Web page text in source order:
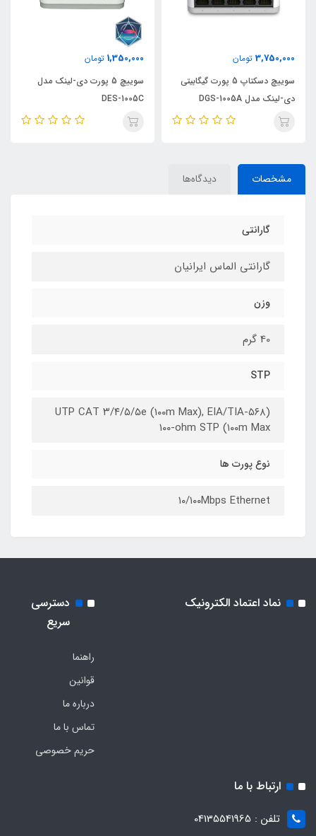
3,750,000 تومان
سوییچ دسکتاپ 5 پورت گیگابیتی
دی-لینک مدل DGS-1005A
1,350,000 تومان
سوییچ 5 پورت دی-لینک مدل
DES-1005C
مشخصات دیدگاه‌ها
گارانتی
گارانتی الماس ایرانیان
وزن
40 گرم
STP
(UTP CAT ۳/۴/۵/۵e (۱۰۰m Max), EIA/TIA-۵۶۸
۱۰۰-ohm STP (۱۰۰m Max
نوع پورت ها
۱۰/۱۰۰Mbps Ethernet
نماد اعتماد الکترونیک
دسترسی
سریع
راهنما
قوانین
درباره ما
تماس با ما
حریم خصوصی
ارتباط با ما
تلفن : 04135541965